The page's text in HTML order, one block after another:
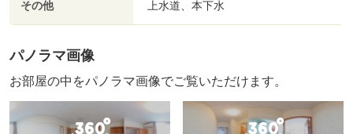
その他 上水道、本下水
パノラマ画像
お部屋の中をパノラマ画像でご覧いただけます。